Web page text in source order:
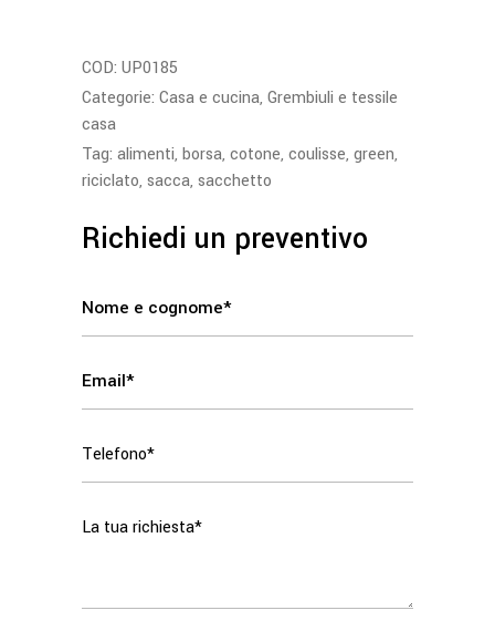
COD: UP0185
Categorie: Casa e cucina, Grembiuli e tessile
casa
Tag: alimenti, borsa, cotone, coulisse, green,
riciclato, sacca, sacchetto
Richiedi un preventivo